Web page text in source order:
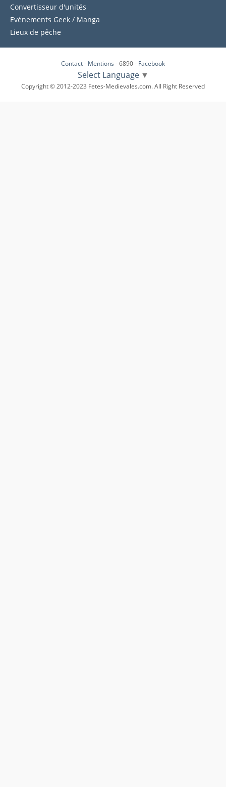
Convertisseur d'unités
Evénements Geek / Manga
Lieux de pêche
Contact- Mentions - 6890 - Facebook
Select Language ▼
Copyright © 2012-2023 Fetes-Medievales.com. All Right Reserved